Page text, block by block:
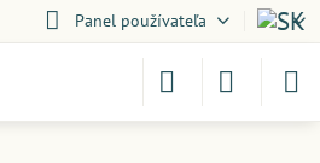
Panel používateľa